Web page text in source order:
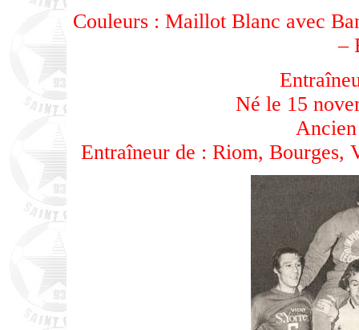
Couleurs : Maillot Blanc avec
–
Né le 15
Entraîneur de : Riom, Bourges,